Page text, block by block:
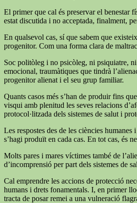
El primer que cal és preservar el benestar
estat discutida i no acceptada, finalment,
En qualsevol cas, sí que sabem que
progenitor. Com una forma clara de
Soc politòleg i no psicòleg, ni psiquiatre,
emocional, traumàtiques que tindrà
progenitor alienat i el seu grup familiar.
Quants casos més s’han de produir fins
visqui amb plenitud les seves relacions
protocol·litzada dels sistemes de salut i
Les respostes des de les ciències
s’hagi produït en cada cas. En tot cas, és
Molts pares i mares víctimes també de
d’incomprensió per part dels sistemes de
Cal emprendre les accions de protecció
humans i drets fonamentals. I, en primer
tracta de posar remei a una vulneració